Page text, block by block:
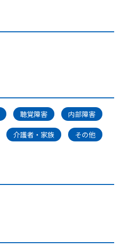
聴覚障害 内部障害
介護者・家族 その他